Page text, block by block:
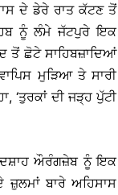
ਦੇ ਡੇਰੇ ਰਾਤ ਕੱਟਣ ਤੋਂ
ਨੂੰ ਲੰਮੇ ਜੱਟਪੁਰੇ ਇਕ
ਤੋਂ ਛੋਟੇ ਸਾਹਿਬਜ਼ਾਦਿਆਂ
ਮੁੜਿਆ ਤੇ ਸਾਰੀ
‘ਤੁਰਕਾਂ ਦੀ ਜੜ੍ਹ ਪੁੱਟੀ
ਔਰੰਗਜ਼ੇਬ ਨੂੰ ਇਕ
ਬਾਰੇ ਅਹਿਸਾਸ